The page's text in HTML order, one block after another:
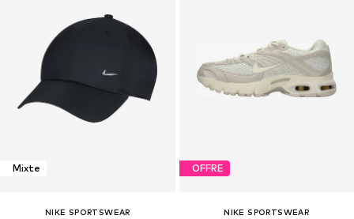
Mixte
NIKE SPORTSWEAR
OFFRE
NIKE SPORTSWEAR